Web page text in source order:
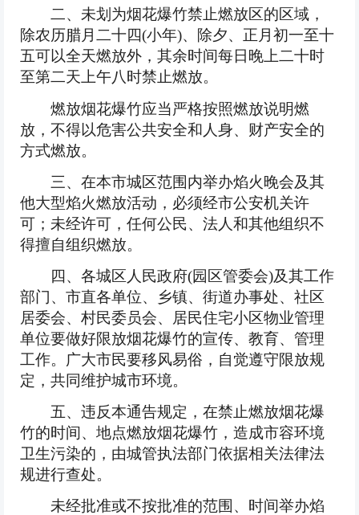
二、未划为烟花爆竹禁止燃放区的区域，
除农历腊月二十四(小年)、除夕、正月初一至十
五可以全天燃放外，其余时间每日晚上二十时
至第二天上午八时禁止燃放。
燃放烟花爆竹应当严格按照燃放说明燃
放，不得以危害公共安全和人身、财产安全的
方式燃放。
三、在本市城区范围内举办焰火晚会及其
他大型焰火燃放活动，必须经市公安机关许
可；未经许可，任何公民、法人和其他组织不
得擅自组织燃放。
四、各城区人民政府(园区管委会)及其工作
部门、市直各单位、乡镇、街道办事处、社区
居委会、村民委员会、居民住宅小区物业管理
单位要做好限放烟花爆竹的宣传、教育、管理
工作。广大市民要移风易俗，自觉遵守限放规
定，共同维护城市环境。
五、违反本通告规定，在禁止燃放烟花爆
竹的时间、地点燃放烟花爆竹，造成市容环境
卫生污染的，由城管执法部门依据相关法律法
规进行查处。
未经批准或不按批准的范围、时间举办焰